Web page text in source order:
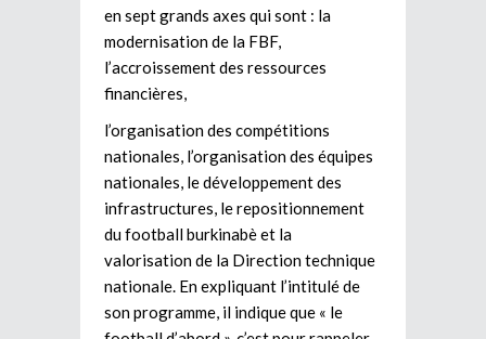
en sept grands axes qui sont : la
modernisation de la FBF,
l’accroissement des ressources
financières,
l’organisation des compétitions
nationales, l’organisation des équipes
nationales, le développement des
infrastructures, le repositionnement
du football burkinabè et la
valorisation de la Direction technique
nationale. En expliquant l’intitulé de
son programme, il indique que « le